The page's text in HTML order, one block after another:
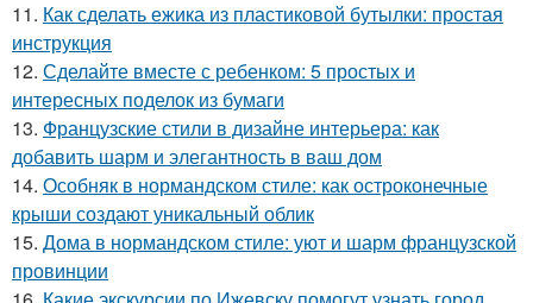
11. Как сделать ежика из пластиковой бутылки: простая
инструкция
12. Сделайте вместе с ребенком: 5 простых и
интересных поделок из бумаги
13. Французские стили в дизайне интерьера: как
добавить шарм и элегантность в ваш дом
14. Особняк в нормандском стиле: как остроконечные
крыши создают уникальный облик
15. Дома в нормандском стиле: уют и шарм французской
провинции